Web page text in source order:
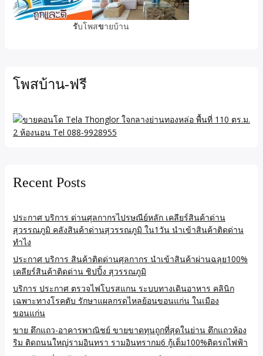
รับโพสขายบ้าน
โพสบ้าน-ฟรี
Recent Posts
ประกาศ บริการ ด่านศุลกากรไปรษณีย์หลัก เคลียร์สินค้าด่าน
สุวรรณภูมิ คลังสินค้าด่านสุวรรณภูมิ ใน1วัน นำเข้าสินค้าติดด่าน
ทำไง
ประกาศ บริการ สินค้าติดด่านศุลกากร นำเข้าสินค้าผ่านฉลุย100%
เคลียร์สินค้าติดด่าน ชิปปิ้ง สุวรรณภูมิ
บริการ ประกาศ ตรวจไฟโบรสแกน ระบบทางเดินอาหาร คลินิก
เฉพาะทางโรคตับ รักษาแผลกรดไหลย้อนขอนแก่น ในเมือง
ขอนแก่น
ขาย ตึกแถว-อาคารพาณิชย์ ขายขาดทุนถูกที่สุดในย่าน ตึกแถวห้อง
ริม ติดถนนใหญ่รามอินทรา รามอินทรากม6 กู้เต็ม100%ติดรถไฟฟ้า